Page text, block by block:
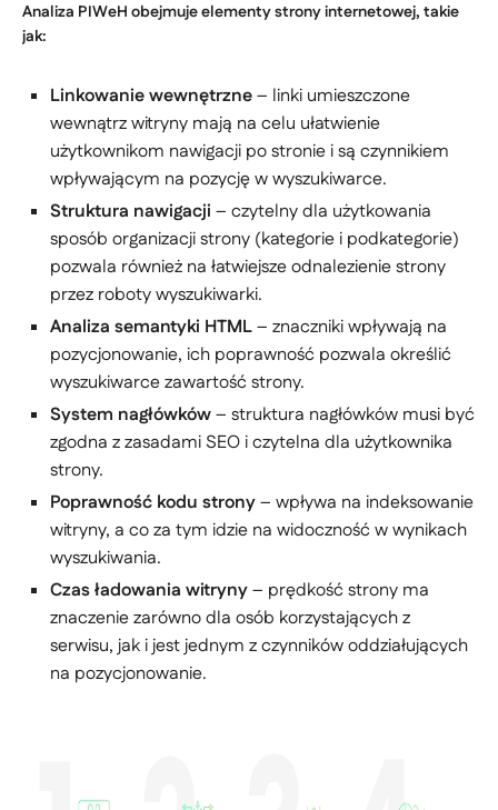
Analiza PIWeH obejmuje elementy strony internetowej, takie
jak:
Linkowanie wewnętrzne– linki umieszczone
wewnątrz witryny mają na celu ułatwienie
użytkownikom nawigacji po stronie i są czynnikiem
wpływającym na pozycję w wyszukiwarce.
Struktura nawigacji – czytelny dla użytkowania
sposób organizacji strony (kategorie i podkategorie)
pozwala również na łatwiejsze odnalezienie strony
przez roboty wyszukiwarki.
Analiza semantyki HTML– znaczniki wpływają na
pozycjonowanie, ich poprawność pozwala określić
wyszukiwarce zawartość strony.
System nagłówków– struktura nagłówków musi być
zgodna z zasadami SEO i czytelna dla użytkownika
strony.
Poprawność kodu strony– wpływa na indeksowanie
witryny, a co za tym idzie na widoczność w wynikach
wyszukiwania.
Czas ładowania witryny– prędkość strony ma
znaczenie zarówno dla osób korzystających z
serwisu, jak i jest jednym z czynników oddziałujących
na pozycjonowanie.